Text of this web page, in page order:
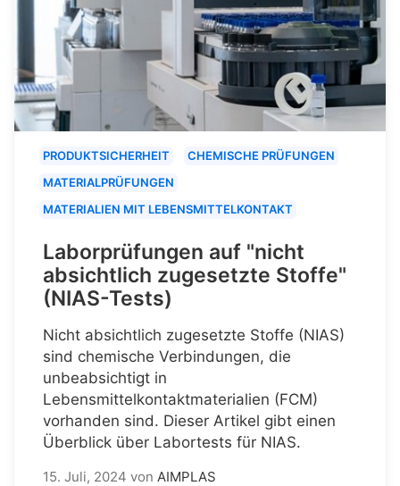
PRODUKTSICHERHEIT
CHEMISCHE PRÜFUNGEN
MATERIALPRÜFUNGEN
MATERIALIEN MIT LEBENSMITTELKONTAKT
Laborprüfungen auf "nicht
absichtlich zugesetzte Stoffe"
(NIAS-Tests)
Nicht absichtlich zugesetzte Stoffe (NIAS)
sind chemische Verbindungen, die
unbeabsichtigt in
Lebensmittelkontaktmaterialien (FCM)
vorhanden sind. Dieser Artikel gibt einen
Überblick über Labortests für NIAS.
15. Juli, 2024 von AIMPLAS